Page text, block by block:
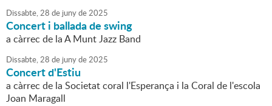
Dissabte,28 de junyde2025
Concert i ballada de swing
a càrrec de la A Munt Jazz Band
Dissabte,28 de junyde2025
Concert d'Estiu
a càrrec de la Societat coral l'Esperança i la Coral de l'escola
Joan Maragall